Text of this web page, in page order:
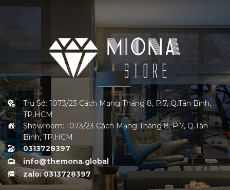
Trụ Sở: 1073/23 Cách Mạng Tháng 8, P.7, Q.Tân Bình,
TP.HCM
Showroom: 1073/23 Cách Mạng Tháng 8, P.7, Q.Tân
Bình, TP.HCM
0313728397
info@themona.global
zalo: 0313728397